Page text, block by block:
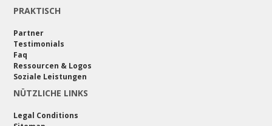
PRAKTISCH
Partner
Testimonials
Faq
Ressourcen & Logos
Soziale Leistungen
NÜTZLICHE LINKS
Legal Conditions